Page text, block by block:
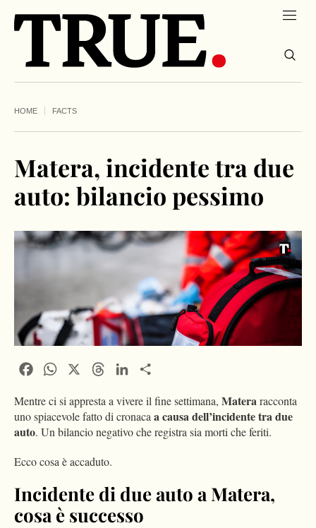
HOME FACTS
Matera, incidente tra due
auto: bilancio pessimo
FacebookWhatsApp ThreadsLinkedIn
Mentre ci si appresta a vivere il fine settimana, Matera racconta
uno spiacevole fatto di cronaca a causa dell’incidente tra due
auto. Un bilancio negativo che registra sia morti che feriti.
Ecco cosa è accaduto.
Incidente di due auto a Matera,
cosa è successo